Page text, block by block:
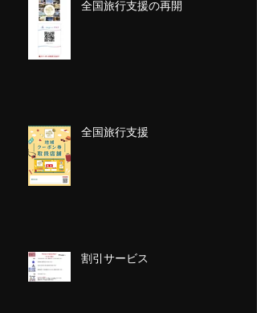
全国旅行支援の再開
全国旅行支援
割引サービス